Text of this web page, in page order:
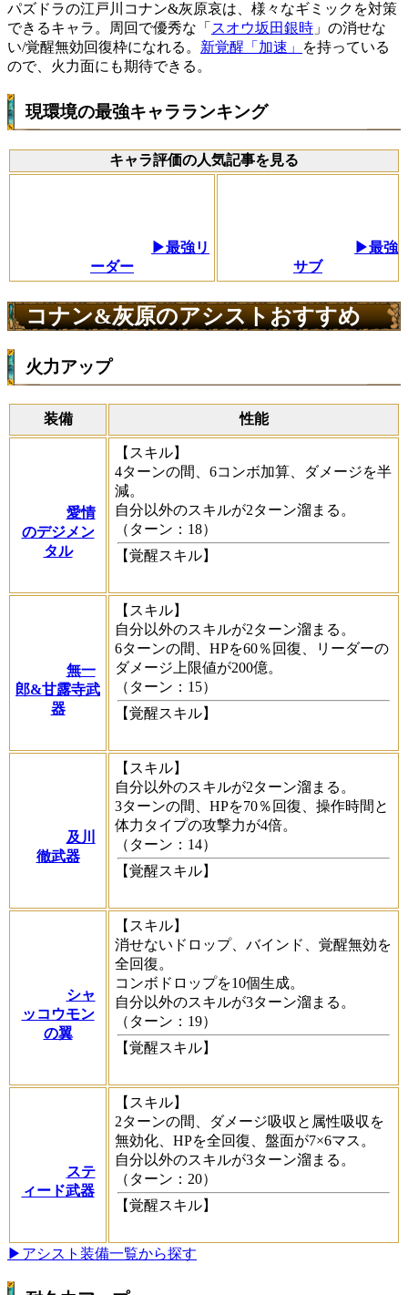
パズドラの江戸川コナン&灰原哀は、 様々なギミックを対策
できるキャラ。周回で優秀な「 スオウ坂田銀時 」の消せな
い/覚醒無効回復枠になれる。 新覚醒「加速」
を持っている
ので、火力面にも期待できる。
現環境の最強キャラランキング
キャラ評価の人気記事を見る
▶最強リ
ーダー
▶最強
サブ
コナン&灰原のアシストおすすめ
火力アップ
装備 性能
愛情
のデジメン
タル
【スキル】
4ターンの間、6コンボ加算、ダメージを半
減。
自分以外のスキルが2ターン溜まる。
（ターン：18）
【覚醒スキル】
無一
郎&甘露寺武
器
【スキル】
自分以外のスキルが2ターン溜まる。
6ターンの間、HPを60％回復、リーダーの
ダメージ上限値が200億。
（ターン：15）
【覚醒スキル】
及川
徹武器
【スキル】
自分以外のスキルが2ターン溜まる。
3ターンの間、HPを70％回復、操作時間と
体力タイプの攻撃力が4倍。
（ターン：14）
【覚醒スキル】
シャ
ッコウモン
の翼
【スキル】
消せないドロップ、バインド、覚醒無効を
全回復。
コンボドロップを10個生成。
自分以外のスキルが3ターン溜まる。
（ターン：19）
【覚醒スキル】
ステ
ィード武器
【スキル】
2ターンの間、ダメージ吸収と属性吸収を
無効化、HPを全回復、盤面が7×6マス。
自分以外のスキルが3ターン溜まる。
（ターン：20）
【覚醒スキル】
▶アシスト装備一覧から探す